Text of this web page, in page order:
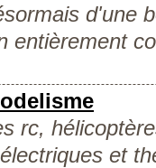
d'une
entièrement
rc,
et